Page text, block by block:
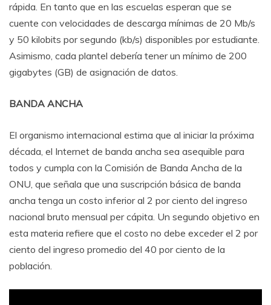
rápida. En tanto que en las escuelas esperan que se
cuente con velocidades de descarga mínimas de 20 Mb/s
y 50 kilobits por segundo (kb/s) disponibles por estudiante.
Asimismo, cada plantel debería tener un mínimo de 200
gigabytes (GB) de asignación de datos.
BANDA ANCHA
El organismo internacional estima que al iniciar la próxima
década, el Internet de banda ancha sea asequible para
todos y cumpla con la Comisión de Banda Ancha de la
ONU, que señala que una suscripción básica de banda
ancha tenga un costo inferior al 2 por ciento del ingreso
nacional bruto mensual per cápita. Un segundo objetivo en
esta materia refiere que el costo no debe exceder el 2 por
ciento del ingreso promedio del 40 por ciento de la
población.